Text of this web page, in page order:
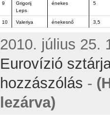
9
Grigorij
Leps
énekes 5
10 Valeriya énekesnő 3,5
2010. július 25.
Eurovízió
hozzászólás -
lezárva)